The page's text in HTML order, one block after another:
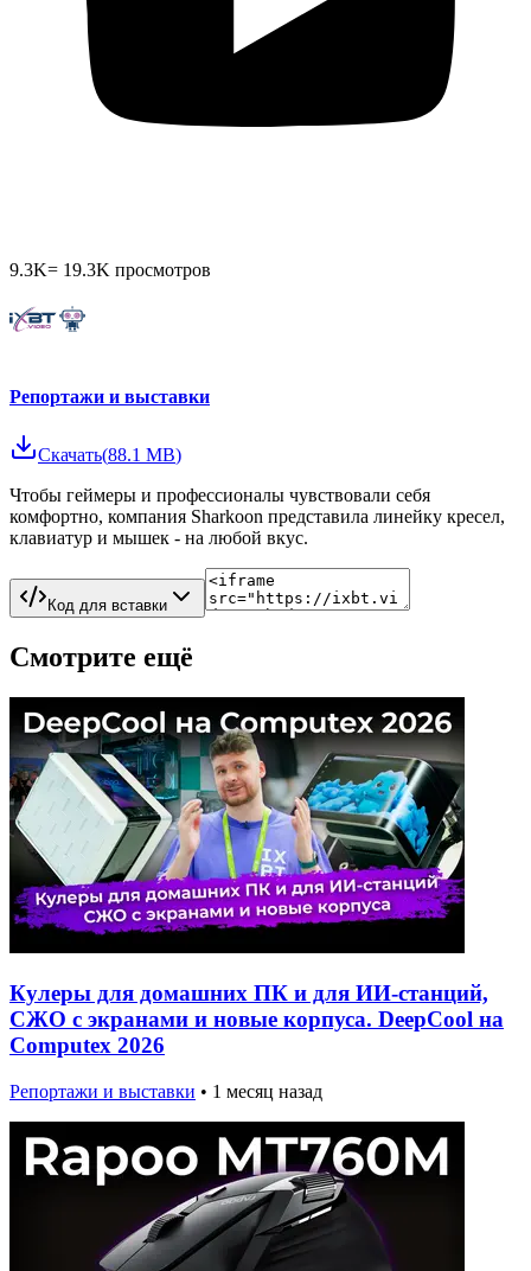
9.3K= 19.3K просмотров
Репортажи и выставки
Скачать(88.1 MB)
Чтобы геймеры и профессионалы чувствовали себя
комфортно, компания Sharkoon представила линейку кресел,
клавиатур и мышек - на любой вкус.
Код для вставки
Смотрите ещё
Кулеры для домашних ПК и для ИИ-станций,
СЖО с экранами и новые корпуса. DeepCool на
Computex 2026
Репортажи и выставки • 1 месяц назад